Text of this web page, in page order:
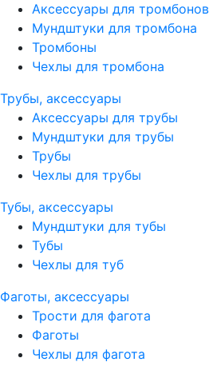
Аксессуары для тромбонов
Мундштуки для тромбона
Тромбоны
Чехлы для тромбона
Трубы, аксессуары
Аксессуары для трубы
Мундштуки для трубы
Трубы
Чехлы для трубы
Тубы, аксессуары
Мундштуки для тубы
Тубы
Чехлы для туб
Фаготы, аксессуары
Трости для фагота
Фаготы
Чехлы для фагота